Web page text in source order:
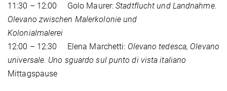
11:30 – 12:00 Golo Maurer:Stadtflucht und Landnahme.
Olevano zwischen Malerkolonie und
Kolonialmalerei
12:00 – 12:30 Elena Marchetti: Olevano tedesca, Olevano
universale. Uno sguardo sul punto di vista italiano
Mittagspause